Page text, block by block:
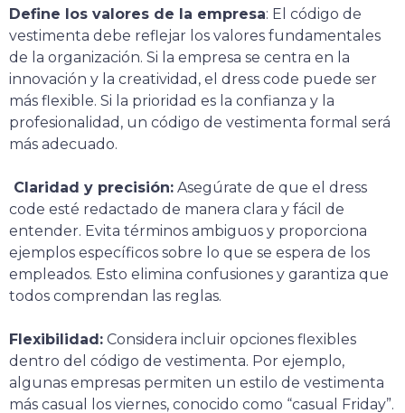
Define los valores de la empresa: El código de
vestimenta debe reflejar los valores fundamentales
de la organización. Si la empresa se centra en la
innovación y la creatividad, el dress code puede ser
más flexible. Si la prioridad es la confianza y la
profesionalidad, un código de vestimenta formal será
más adecuado.
Claridad y precisión: Asegúrate de que el dress
code esté redactado de manera clara y fácil de
entender. Evita términos ambiguos y proporciona
ejemplos específicos sobre lo que se espera de los
empleados. Esto elimina confusiones y garantiza que
todos comprendan las reglas.
Flexibilidad: Considera incluir opciones flexibles
dentro del código de vestimenta. Por ejemplo,
algunas empresas permiten un estilo de vestimenta
más casual los viernes, conocido como “casual Friday”.